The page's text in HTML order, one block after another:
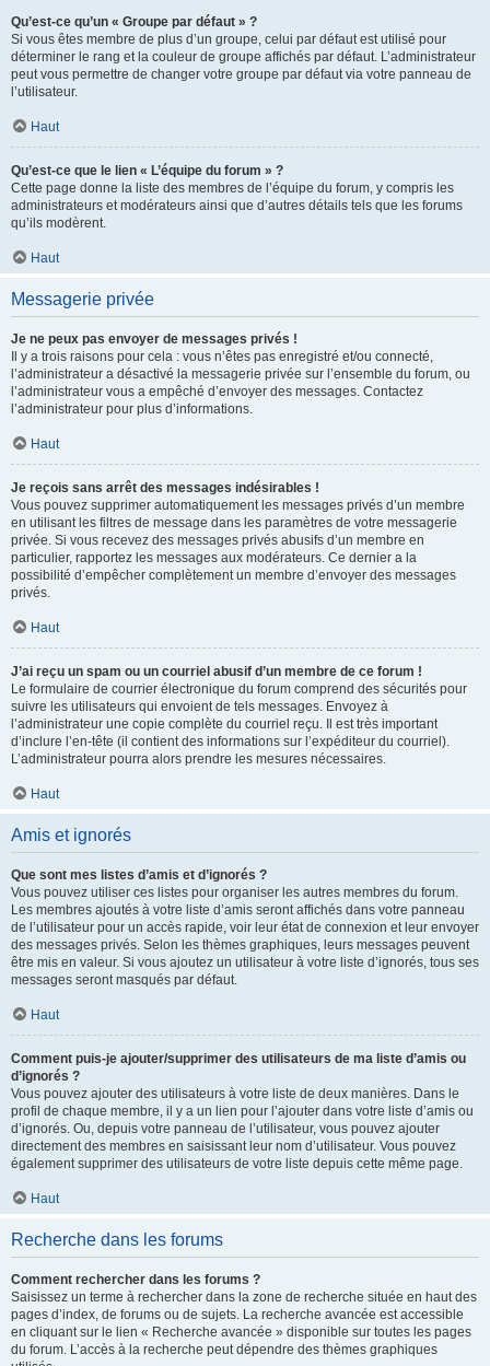
Qu’est-ce qu’un « Groupe par défaut » ?
Si vous êtes membre de plus d’un groupe, celui par défaut est utilisé pour
déterminer le rang et la couleur de groupe affichés par défaut. L’administrateur
peut vous permettre de changer votre groupe par défaut via votre panneau de
l’utilisateur.
Haut
Qu’est-ce que le lien « L’équipe du forum » ?
Cette page donne la liste des membres de l’équipe du forum, y compris les
administrateurs et modérateurs ainsi que d’autres détails tels que les forums
qu’ils modèrent.
Haut
Messagerie privée
Je ne peux pas envoyer de messages privés !
Il y a trois raisons pour cela : vous n’êtes pas enregistré et/ou connecté,
l’administrateur a désactivé la messagerie privée sur l’ensemble du forum, ou
l’administrateur vous a empêché d’envoyer des messages. Contactez
l’administrateur pour plus d’informations.
Haut
Je reçois sans arrêt des messages indésirables !
Vous pouvez supprimer automatiquement les messages privés d’un membre
en utilisant les filtres de message dans les paramètres de votre messagerie
privée. Si vous recevez des messages privés abusifs d’un membre en
particulier, rapportez les messages aux modérateurs. Ce dernier a la
possibilité d’empêcher complètement un membre d’envoyer des messages
privés.
Haut
J’ai reçu un spam ou un courriel abusif d’un membre de ce forum !
Le formulaire de courrier électronique du forum comprend des sécurités pour
suivre les utilisateurs qui envoient de tels messages. Envoyez à
l’administrateur une copie complète du courriel reçu. Il est très important
d’inclure l’en-tête (il contient des informations sur l’expéditeur du courriel).
L’administrateur pourra alors prendre les mesures nécessaires.
Haut
Amis et ignorés
Que sont mes listes d’amis et d’ignorés ?
Vous pouvez utiliser ces listes pour organiser les autres membres du forum.
Les membres ajoutés à votre liste d’amis seront affichés dans votre panneau
de l’utilisateur pour un accès rapide, voir leur état de connexion et leur envoyer
des messages privés. Selon les thèmes graphiques, leurs messages peuvent
être mis en valeur. Si vous ajoutez un utilisateur à votre liste d’ignorés, tous ses
messages seront masqués par défaut.
Haut
Comment puis-je ajouter/supprimer des utilisateurs de ma liste d’amis ou
d’ignorés ?
Vous pouvez ajouter des utilisateurs à votre liste de deux manières. Dans le
profil de chaque membre, il y a un lien pour l’ajouter dans votre liste d’amis ou
d’ignorés. Ou, depuis votre panneau de l’utilisateur, vous pouvez ajouter
directement des membres en saisissant leur nom d’utilisateur. Vous pouvez
également supprimer des utilisateurs de votre liste depuis cette même page.
Haut
Recherche dans les forums
Comment rechercher dans les forums ?
Saisissez un terme à rechercher dans la zone de recherche située en haut des
pages d’index, de forums ou de sujets. La recherche avancée est accessible
en cliquant sur le lien « Recherche avancée » disponible sur toutes les pages
du forum. L’accès à la recherche peut dépendre des thèmes graphiques